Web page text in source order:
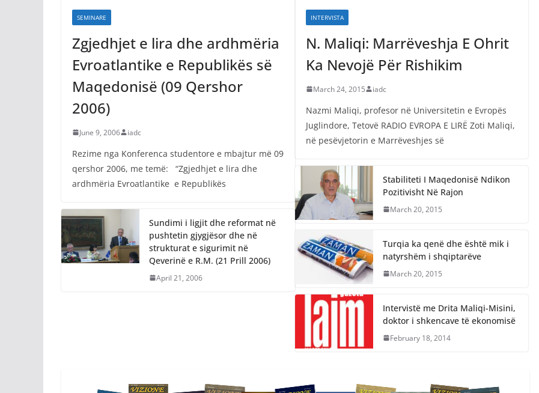
SEMINARE
Zgjedhjet e lira dhe ardhmëria
Evroatlantike e Republikës së
Maqedonisë (09 Qershor
2006)
June 9, 2006 iadc
Rezime nga Konferenca studentore e mbajtur më 09
qershor 2006, me temë: “Zgjedhjet e lira dhe
ardhmëria Evroatlantike e Republikës
Sundimi i ligjit dhe reformat në
pushtetin gjygjësor dhe në
strukturat e sigurimit në
Qeverinë e R.M. (21 Prill 2006)
April 21, 2006
INTERVISTA
N. Maliqi: Marrëveshja E Ohrit
Ka Nevojë Për Rishikim
March 24, 2015 iadc
Nazmi Maliqi, profesor në Universitetin e Evropës
Juglindore, Tetovë RADIO EVROPA E LIRË Zoti Maliqi,
në pesëvjetorin e Marrëveshjes së
Stabiliteti I Maqedonisë Ndikon
Pozitivisht Në Rajon
March 20, 2015
Turqia ka qenë dhe është mik i
natyrshëm i shqiptarëve
March 20, 2015
Intervistë me Drita Maliqi-Misini,
doktor i shkencave të ekonomisë
February 18, 2014